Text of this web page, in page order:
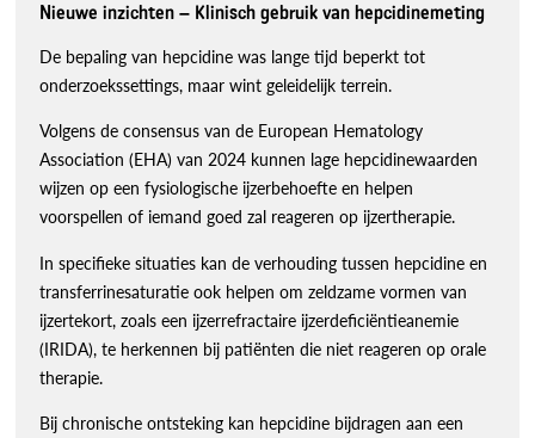
Nieuwe inzichten – Klinisch gebruik van hepcidinemeting
De bepaling van hepcidine was lange tijd beperkt tot
onderzoekssettings, maar wint geleidelijk terrein.
Volgens de consensus van de European Hematology
Association (EHA) van 2024 kunnen lage hepcidinewaarden
wijzen op een fysiologische ijzerbehoefte en helpen
voorspellen of iemand goed zal reageren op ijzertherapie.
In specifieke situaties kan de verhouding tussen hepcidine en
transferrinesaturatie ook helpen om zeldzame vormen van
ijzertekort, zoals een ijzerrefractaire ijzerdeficiëntieanemie
(IRIDA), te herkennen bij patiënten die niet reageren op orale
therapie.
Bij chronische ontsteking kan hepcidine bijdragen aan een